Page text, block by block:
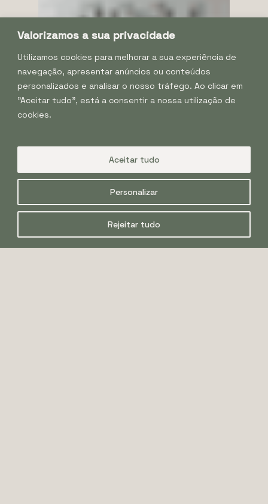
Valorizamos a sua privacidade
Utilizamos cookies para melhorar a sua experiência de
navegação, apresentar anúncios ou conteúdos
personalizados e analisar o nosso tráfego. Ao clicar em
"Aceitar tudo", está a consentir a nossa utilização de
cookies.
Personalizar
Rejeitar tudo
Aceitar tudo